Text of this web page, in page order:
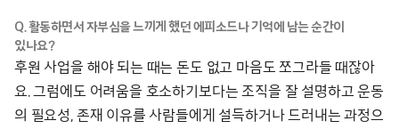
Q. 활동하면서 자부심을 느끼게 했던 에피소드나 기억에 남는 순간이
있나요?
후원 사업을 해야 되는 때는 돈도 없고 마음도 쪼그라들 때잖아
요. 그럼에도 어려움을 호소하기보다는 조직을 잘 설명하고 운동
의 필요성, 존재 이유를 사람들에게 설득하거나 드러내는 과정으